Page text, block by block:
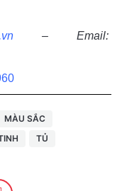
– Email:
MÀU SẮC
TỦ